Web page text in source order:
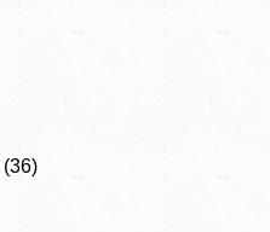
(36)